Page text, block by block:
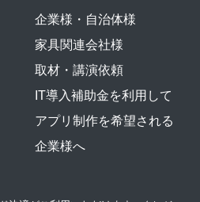
企業様・自治体様
家具関連会社様
取材・講演依頼
IT導入補助金を利用して
アプリ制作を希望される
企業様へ